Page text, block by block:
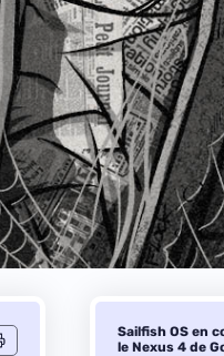
Sailfish OS en
le Nexus 4 de